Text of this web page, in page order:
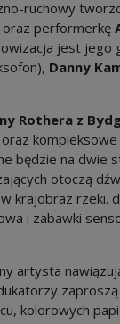
ruchowy
performerkę
jest jego
Danny
Rothera z
będzie na dwie
otoczą
krajobraz rzeki.
i zabawki
artysta
kolorowych